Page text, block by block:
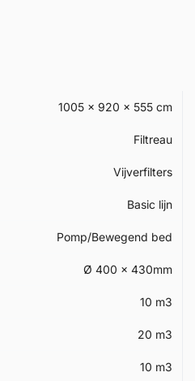
1005 × 920 × 555 cm
Filtreau
Vijverfilters
Basic lijn
Pomp/Bewegend bed
Ø 400 x 430mm
10 m3
20 m3
10 m3